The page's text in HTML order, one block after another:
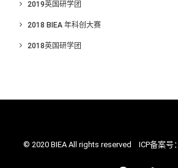
2019英国研学团
2018 BIEA 年科创大赛
2018英国研学团
© 2020 BIEA All rights reserved ICP备案号：